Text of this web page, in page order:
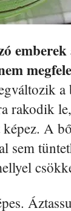
rakodik
A
sem